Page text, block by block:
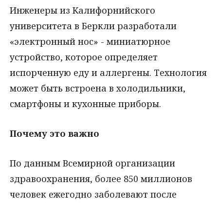
Инженеры из Калифорнийского
университета в Беркли разработали
«электронный нос» - миниатюрное
устройство, которое определяет
испорченную еду и аллергены. Технология
может быть встроена в холодильники,
смартфоны и кухонные приборы.
Почему это важно
По данным Всемирной организации
здравоохранения, более 850 миллионов
человек ежегодно заболевают после